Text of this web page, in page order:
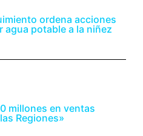
ordena acciones
agua potable a la niñez
millones en ventas
Regiones»